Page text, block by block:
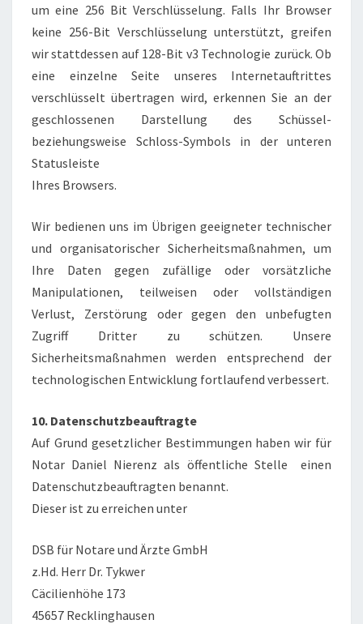
um eine 256 Bit Verschlüsselung. Falls Ihr Browser
keine 256-Bit Verschlüsselung unterstützt, greifen
wir stattdessen auf 128-Bit v3 Technologie zurück. Ob
eine einzelne Seite unseres Internetauftrittes
verschlüsselt übertragen wird, erkennen Sie an der
geschlossenen Darstellung des Schüssel-
beziehungsweise Schloss-Symbols in der unteren
Statusleiste
Ihres Browsers.
Wir bedienen uns im Übrigen geeigneter technischer
und organisatorischer Sicherheitsmaßnahmen, um
Ihre Daten gegen zufällige oder vorsätzliche
Manipulationen, teilweisen oder vollständigen
Verlust, Zerstörung oder gegen den unbefugten
Zugriff Dritter zu schützen. Unsere
Sicherheitsmaßnahmen werden entsprechend der
technologischen Entwicklung fortlaufend verbessert.
10. Datenschutzbeauftragte
Auf Grund gesetzlicher Bestimmungen haben wir für
Notar Daniel Nierenz als öffentliche Stelle einen
Datenschutzbeauftragten benannt.
Dieser ist zu erreichen unter
DSB für Notare und Ärzte GmbH
z.Hd. Herr Dr. Tykwer
Cäcilienhöhe 173
45657 Recklinghausen